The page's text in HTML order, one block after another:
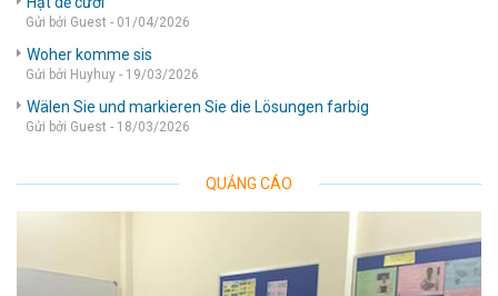
Gửi bởi Guest - 01/04/2026
Woher komme sis
Gửi bởi Huyhuy - 19/03/2026
Wälen Sie und markieren Sie die Lösungen farbig
Gửi bởi Guest - 18/03/2026
QUẢNG CÁO